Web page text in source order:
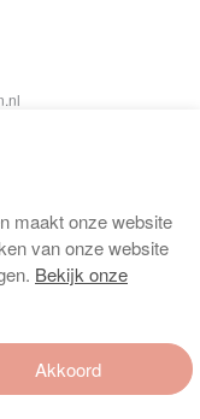
maakt onze website
van onze website
Bekijk onze